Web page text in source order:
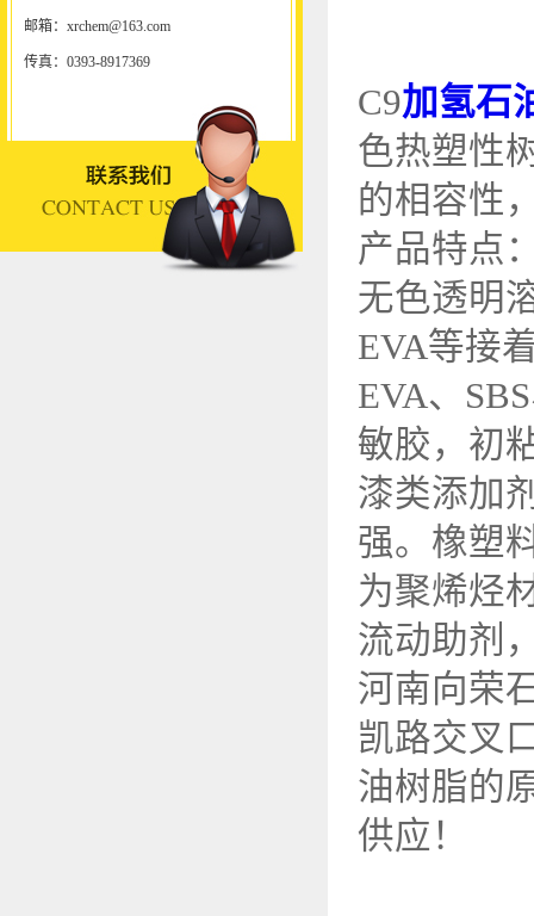
邮箱：xrchem@163.com
传真：0393-8917369
C9加氢石
色热塑性
的相容性
产品特点
无色透明
EVA等接
EVA、
敏胶，初
漆类添加
强。橡塑
为聚烯烃
流动助剂
河南向荣
凯路交叉
油树脂的
供应！